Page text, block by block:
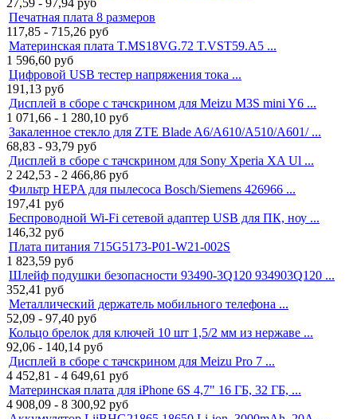
Печатная плата 8 размеров
117,85 - 715,26 руб
Материнская плата T.MS18VG.72 T.VST59.A5 ...
1 596,60 руб
Цифровой USB тестер напряжения тока ...
191,13 руб
Дисплей в сборе с тачскрином для Meizu M3S mini Y6 ...
1 071,66 - 1 280,10 руб
Закаленное стекло для ZTE Blade A6/A610/A510/A601/ ...
68,83 - 93,79 руб
Дисплей в сборе с тачскрином для Sony Xperia XA Ul ...
2 242,53 - 2 466,86 руб
Фильтр HEPA для пылесоса Bosch/Siemens 426966 ...
197,41 руб
Беспроводной Wi-Fi сетевой адаптер USB для ПК, ноу ...
146,32 руб
Плата питания 715G5173-P01-W21-002S
1 823,59 руб
Шлейф подушки безопасности 93490-3Q120 934903Q120 ...
352,41 руб
Металлический держатель мобильного телефона ...
52,09 - 97,40 руб
Кольцо брелок для ключей 10 шт 1,5/2 мм из нержаве ...
92,06 - 140,14 руб
Дисплей в сборе с тачскрином для Meizu Pro 7 ...
4 452,81 - 4 649,61 руб
Материнская плата для iPhone 6S 4,7" 16 ГБ, 32 ГБ, ...
4 908,09 - 8 300,92 руб